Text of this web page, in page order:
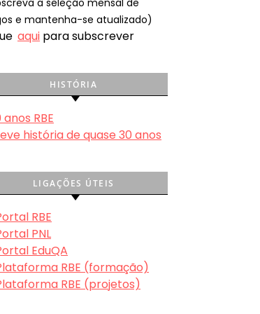
e mantenha-se atualizado)
aqui para subscrever
HISTÓRIA
anos RBE
história de quase 30 anos
LIGAÇÕES ÚTEIS
RBE
PNL
EduQA
RBE (formação)
RBE (projetos)